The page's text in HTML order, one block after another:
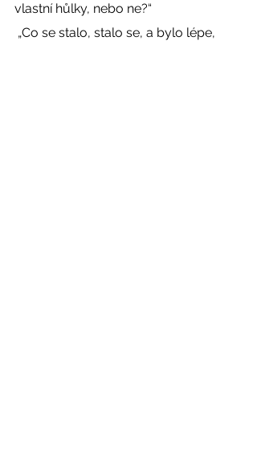
vlastní hůlky, nebo ne?“